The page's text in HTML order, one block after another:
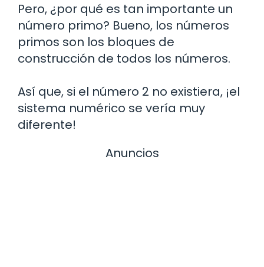
Pero, ¿por qué es tan importante un
número primo? Bueno, los números
primos son los bloques de
construcción de todos los números.
Así que, si el número 2 no existiera, ¡el
sistema numérico se vería muy
diferente!
Anuncios